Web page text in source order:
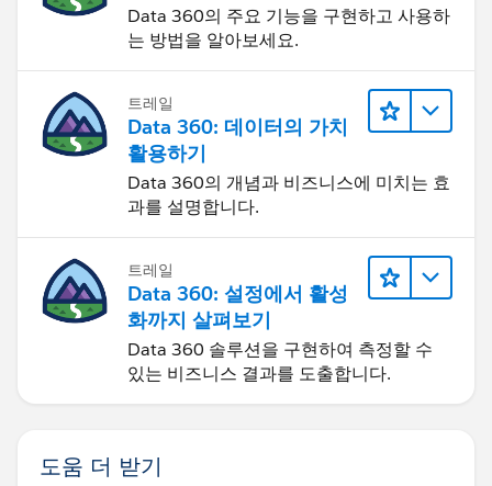
Data 360의 주요 기능을 구현하고 사용하
는 방법을 알아보세요.
트레일
Data 360: 데이터의 가치
활용하기
Data 360의 개념과 비즈니스에 미치는 효
과를 설명합니다.
트레일
Data 360: 설정에서 활성
화까지 살펴보기
Data 360 솔루션을 구현하여 측정할 수
있는 비즈니스 결과를 도출합니다.
도움 더 받기